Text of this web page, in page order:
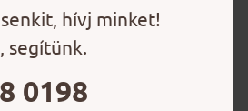
hívj minket!
segítünk.
0198